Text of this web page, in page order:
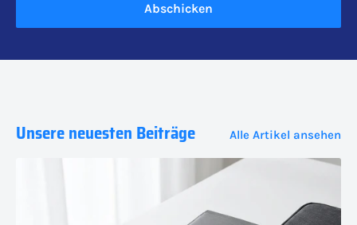
Abschicken
Unsere neuesten Beiträge Alle Artikel ansehen